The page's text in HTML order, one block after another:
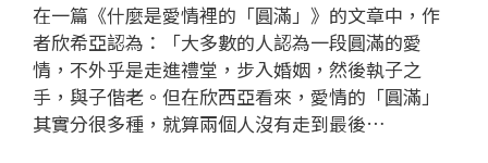
在一篇《什麼是愛情裡的「圓滿」》的文章中，作
者欣希亞認為：「大多數的人認為一段圓滿的愛
情，不外乎是走進禮堂，步入婚姻，然後執子之
手，與子偕老。但在欣西亞看來，愛情的「圓滿」
其實分很多種，就算兩個人沒有走到最後…